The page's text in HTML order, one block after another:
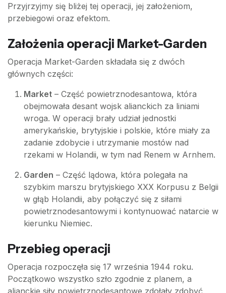
Przyjrzyjmy się bliżej tej operacji, jej założeniom,
przebiegowi oraz efektom.
Założenia operacji Market-Garden
Operacja Market-Garden składała się z dwóch
głównych części:
Market – Część powietrznodesantowa, która
obejmowała desant wojsk alianckich za liniami
wroga. W operacji brały udział jednostki
amerykańskie, brytyjskie i polskie, które miały za
zadanie zdobycie i utrzymanie mostów nad
rzekami w Holandii, w tym nad Renem w Arnhem.
Garden – Część lądowa, która polegała na
szybkim marszu brytyjskiego XXX Korpusu z Belgii
w głąb Holandii, aby połączyć się z siłami
powietrznodesantowymi i kontynuować natarcie w
kierunku Niemiec.
Przebieg operacji
Operacja rozpoczęła się 17 września 1944 roku.
Początkowo wszystko szło zgodnie z planem, a
alianckie siły powietrznodesantowe zdołały zdobyć